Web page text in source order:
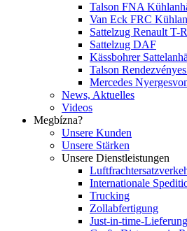
Talson FNA
Van Eck FRC
Sattelzug Renault T-
Sattelzug DAF
Kässbohrer
Talson
Mercedes
News, Aktuelles
Videos
Megbízna?
Unsere Kunden
Unsere Stärken
Unsere Dienstleistungen
Internationale
Trucking
Zollabfertigung
Just-in-time-Lieferung